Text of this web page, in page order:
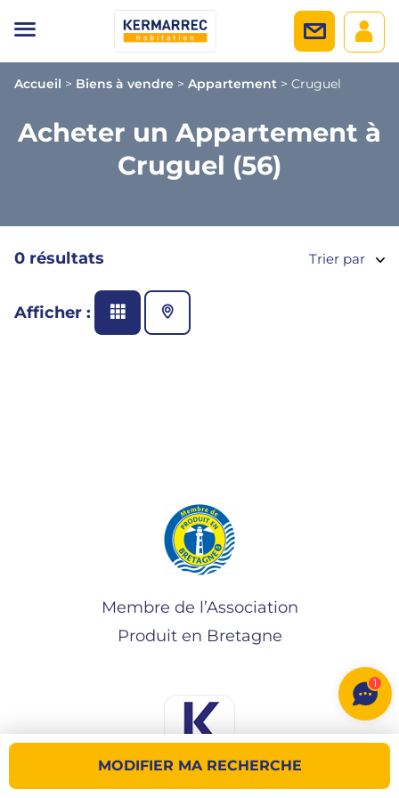
Accueil > Biens à vendre > Appartement > Cruguel
Acheter un Appartement à
Cruguel (56)
MODIFIER MA RECHERCHE
0 résultats Trier par
Afficher :
Membre de l’Association
Produit en Bretagne
1